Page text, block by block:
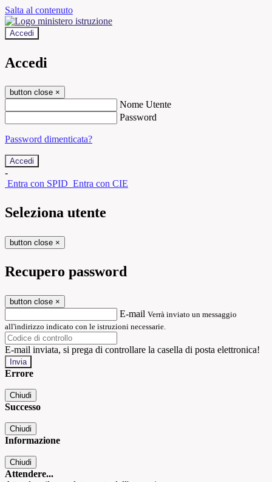
Salta al contenuto
Accedi
Accedi
button close ×
Nome Utente
Password
Password dimenticata?
-
Entra con SPID Entra con CIE
Seleziona utente
button close ×
Recupero password
button close ×
E-mail Verrà inviato un messaggio
all'indirizzo indicato con le istruzioni necessarie.
E-mail inviata, si prega di controllare la casella di posta elettronica!
Errore
Chiudi
Successo
Chiudi
Informazione
Chiudi
Attendere...